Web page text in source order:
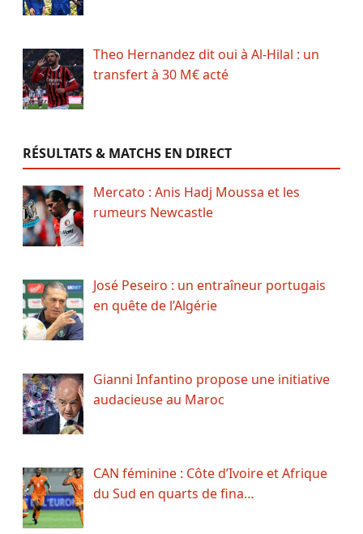
Theo Hernandez dit oui à Al-Hilal : un
transfert à 30 M€ acté
RÉSULTATS & MATCHS EN DIRECT
Mercato : Anis Hadj Moussa et les
rumeurs Newcastle
José Peseiro : un entraîneur portugais
en quête de l’Algérie
Gianni Infantino propose une initiative
audacieuse au Maroc
CAN féminine : Côte d’Ivoire et Afrique
du Sud en quarts de fina…